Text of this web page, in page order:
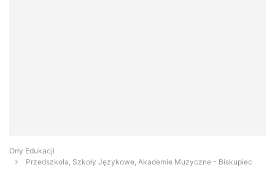
Orły Edukacji
Przedszkola, Szkoły Językowe, Akademie Muzyczne - Biskupiec